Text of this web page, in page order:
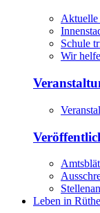
Aktuelle
Schule
Wir
Leben in